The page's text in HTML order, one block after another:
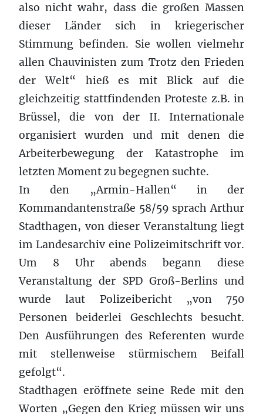
also nicht wahr, dass die großen Massen
dieser Länder sich in kriegerischer
Stimmung befinden. Sie wollen vielmehr
allen Chauvinisten zum Trotz den Frieden
der Welt“ hieß es mit Blick auf die
gleichzeitig stattfindenden Proteste z.B. in
Brüssel, die von der II. Internationale
organisiert wurden und mit denen die
Arbeiterbewegung der Katastrophe im
letzten Moment zu begegnen suchte.
In den „Armin-Hallen“ in der
Kommandantenstraße 58/59 sprach Arthur
Stadthagen, von dieser Veranstaltung liegt
im Landesarchiv eine Polizeimitschrift vor.
Um 8 Uhr abends begann diese
Veranstaltung der SPD Groß-Berlins und
wurde laut Polizeibericht „von 750
Personen beiderlei Geschlechts besucht.
Den Ausführungen des Referenten wurde
mit stellenweise stürmischem Beifall
gefolgt“.
Stadthagen eröffnete seine Rede mit den
Worten „Gegen den Krieg müssen wir uns